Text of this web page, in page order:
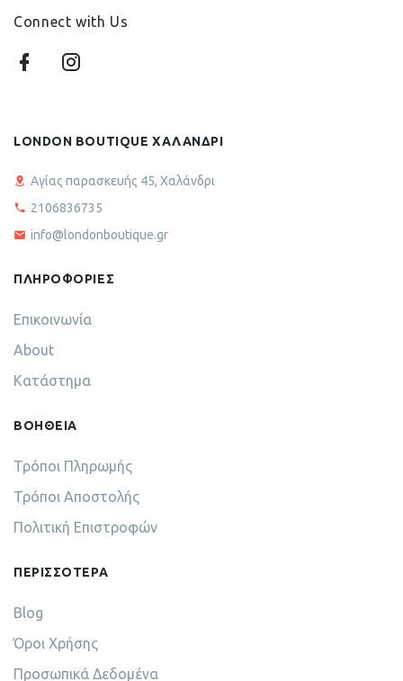
Connect with Us
LONDON BOUTIQUE ΧΑΛΑΝΔΡΙ
Αγίας παρασκευής 45, Χαλάνδρι
2106836735
info@londonboutique.gr
ΠΛΗΡΟΦΟΡΙΕΣ
Επικοινωνία
About
Κατάστημα
ΒΟΗΘΕΙΑ
Τρόποι Πληρωμής
Τρόποι Αποστολής
Πολιτική Επιστροφών
ΠΕΡΙΣΣΟΤΕΡΑ
Blog
Όροι Χρήσης
Προσωπικά Δεδομένα